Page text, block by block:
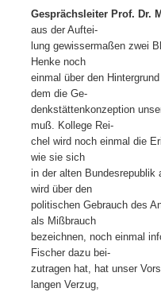
Gesprächsleiter Prof. Dr.
aus der Auftei-
lung gewissermaßen zwei
Henke noch
einmal über den
dem die Ge-
denkstättenkonzeption
muß. Kollege Rei-
chel wird noch einmal die
wie sie sich
in der alten Bundesrepublik
wird über den
politischen Gebrauch des
als Mißbrauch
bezeichnen, noch einmal
Fischer dazu bei-
zutragen hat, hat unser
langen Verzug,